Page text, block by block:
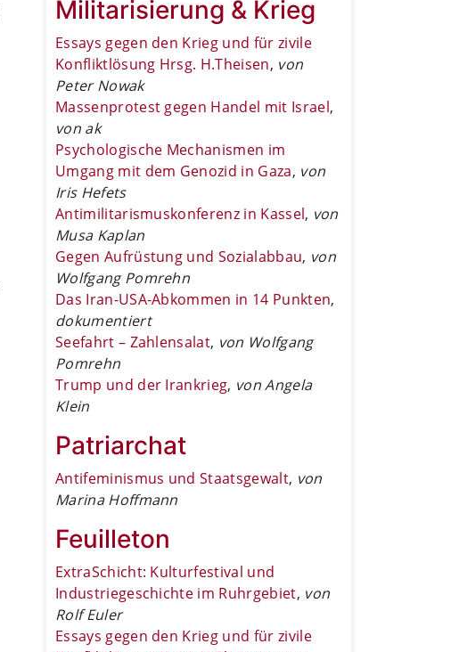
Militarisierung & Krieg
Essays gegen den Krieg und für zivile
Konfliktlösung Hrsg. H.Theisen, von
Peter Nowak
Massenprotest gegen Handel mit Israel,
von ak
Psychologische Mechanismen im
Umgang mit dem Genozid in Gaza, von
Iris Hefets
Antimilitarismuskonferenz in Kassel, von
Musa Kaplan
Gegen Aufrüstung und Sozialabbau, von
Wolfgang Pomrehn
Das Iran-USA-Abkommen in 14 Punkten,
dokumentiert
Seefahrt – Zahlensalat, von Wolfgang
Pomrehn
Trump und der Irankrieg, von Angela
Klein
Patriarchat
Antifeminismus und Staatsgewalt, von
Marina Hoffmann
Feuilleton
ExtraSchicht: Kulturfestival und
Industriegeschichte im Ruhrgebiet, von
Rolf Euler
Essays gegen den Krieg und für zivile